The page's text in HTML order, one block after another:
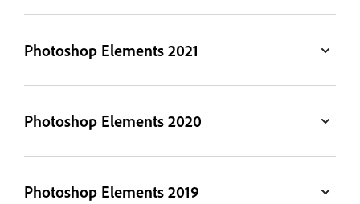
Photoshop Elements 2021
Photoshop Elements 2020
Photoshop Elements 2019